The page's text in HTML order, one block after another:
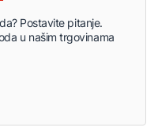
Postavite pitanje.
u našim trgovinama